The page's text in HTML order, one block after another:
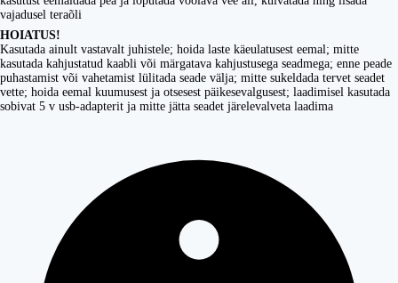
vajadusel teraõli
HOIATUS!
Kasutada ainult vastavalt juhistele; hoida laste käeulatusest eemal; mitte
kasutada kahjustatud kaabli või märgatava kahjustusega seadmega; enne peade
puhastamist või vahetamist lülitada seade välja; mitte sukeldada tervet seadet
vette; hoida eemal kuumusest ja otsesest päikesevalgusest; laadimisel kasutada
sobivat 5 v usb-adapterit ja mitte jätta seadet järelevalveta laadima